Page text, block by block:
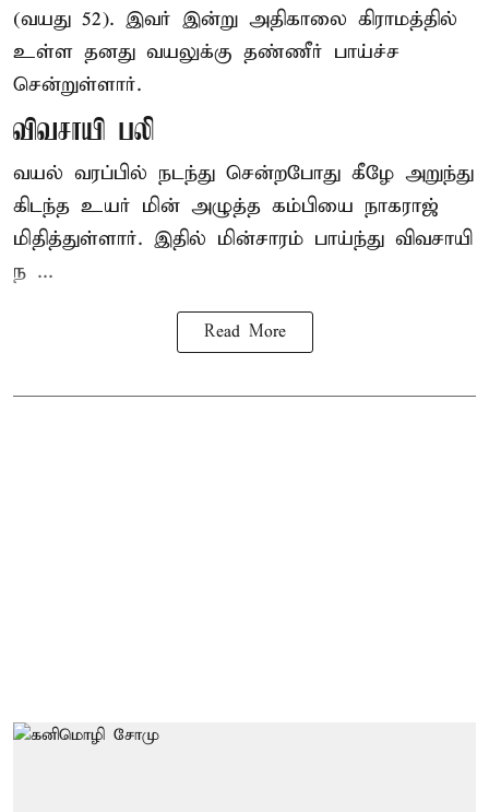
(வயது 52). இவர் இன்று அதிகாலை கிராமத்தில்
உள்ள தனது வயலுக்கு தண்ணீர் பாய்ச்ச
சென்றுள்ளார்.
விவசாயி பலி
வயல் வரப்பில் நடந்து சென்றபோது கீழே அறுந்து
கிடந்த உயர் மின் அழுத்த கம்பியை நாகராஜ்
மிதித்துள்ளார். இதில் மின்சாரம் பாய்ந்து விவசாயி
ந ...
Read More